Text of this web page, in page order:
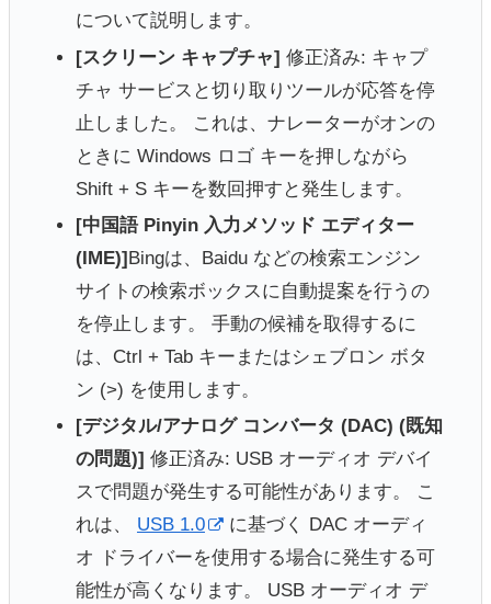
について説明します。 ​​​​​​​
[スクリーン キャプチャ] 修正済み: キャプ
チャ サービスと切り取りツールが応答を停
止しました。 これは、ナレーターがオンの
ときに Windows ロゴ キーを押しながら
Shift + S キーを数回押すと発生します。
[中国語 Pinyin 入力メソッド エディター
(IME)]Bingは、Baidu などの検索エンジン
サイトの検索ボックスに自動提案を行うの
を停止します。 手動の候補を取得するに
は、Ctrl + Tab キーまたはシェブロン ボタ
ン (>) を使用します。
[デジタル/アナログ コンバータ (DAC) (既知
の問題)] 修正済み: USB オーディオ デバイ
スで問題が発生する可能性があります。 こ
れは、 USB 1.0
に基づく DAC オーディ
オ ドライバーを使用する場合に発生する可
能性が高くなります。 USB オーディオ デ